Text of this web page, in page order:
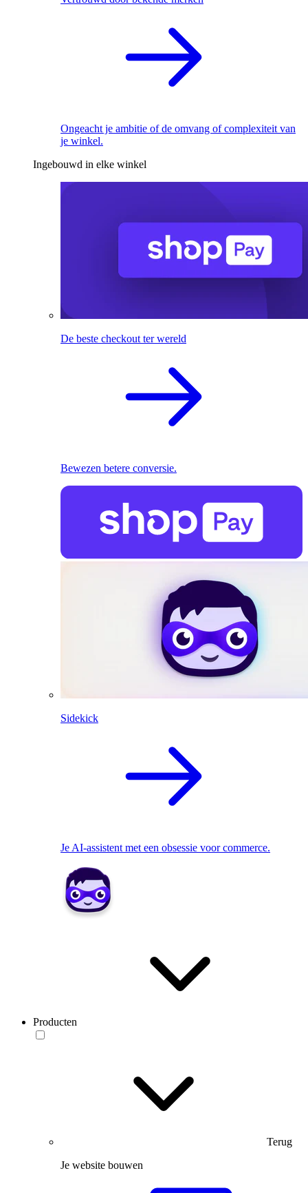
Ongeacht je ambitie of de omvang of complexiteit van
je winkel.
Ingebouwd in elke winkel
De beste checkout ter wereld
Bewezen betere conversie.
Sidekick
Je AI-assistent met een obsessie voor commerce.
Producten
Terug
Je website bouwen